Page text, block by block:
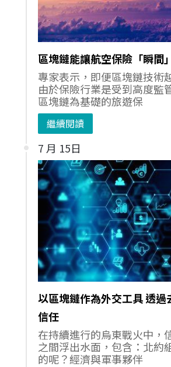
區塊鏈能讓航空保險「瞬間
專家表示，即便區塊鏈技術
由於保險行業是受到高度監
區塊鏈為基礎的旅遊保
繼續閱讀
7 月 15日
以區塊鏈作為外交工具 透
信任
在持續進行的烏東戰火中，
之間浮出水面，包含：北約
的呢？經濟與軍事夥伴